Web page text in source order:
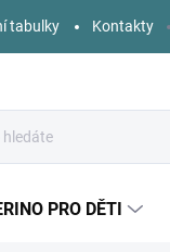
tabulky Kontakty
PRO DĚTI